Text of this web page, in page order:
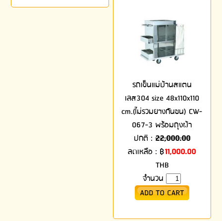
รถเข็นแม่บ้านสแตน
เลส304 size 48x110x110
cm.(ไม่รวมยางกันชน) CW-
067-3 พร้อมถุงผ้า
ปกติ : 22,000.00
ลดเหลือ : ฿11,000.00
THB
จำนวน